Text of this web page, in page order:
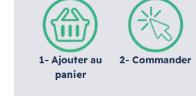
1- Ajouter au
panier
2- Commander